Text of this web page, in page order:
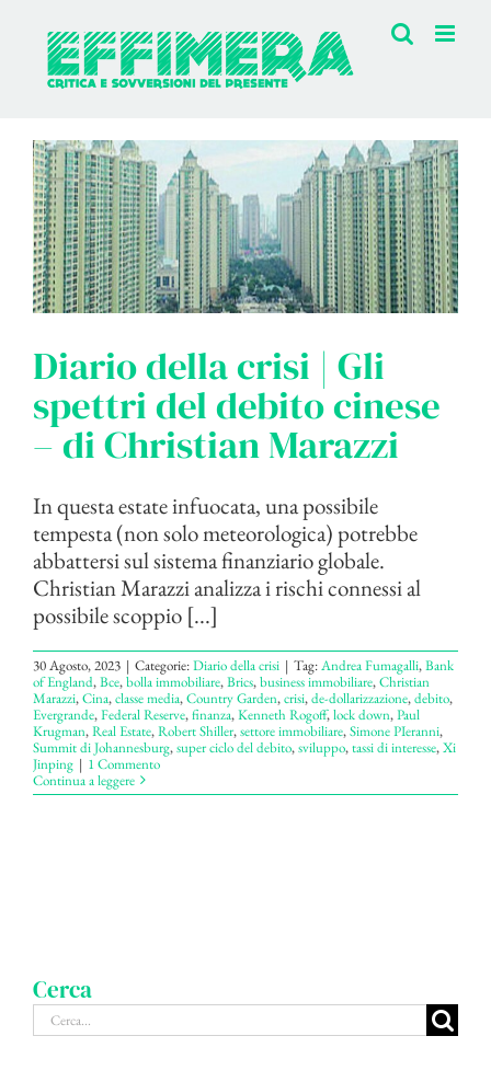
contenuto
Diario della crisi | Gli
spettri del debito cinese
– di Christian Marazzi
In questa estate infuocata, una possibile
tempesta (non solo meteorologica) potrebbe
abbattersi sul sistema finanziario globale.
Christian Marazzi analizza i rischi connessi al
possibile scoppio [...]
30 Agosto, 2023 | Categorie:Diario della crisi | Tag:Andrea Fumagalli,Bank
of England,Bce,bolla immobiliare,Brics,business immobiliare,Christian
Marazzi,Cina,classe media,Country Garden,crisi,de-dollarizzazione,debito,
Evergrande,Federal Reserve,finanza,Kenneth Rogoff,lock down,Paul
Krugman,Real Estate,Robert Shiller,settore immobiliare,Simone PIeranni,
Summit di Johannesburg,super ciclo del debito,sviluppo,tassi di interesse,Xi
Jinping | 1 Commento
Continua a leggere
Cerca
Cerca
per: